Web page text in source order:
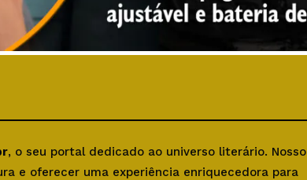
, o seu portal dedicado ao universo literário. Nosso
e oferecer uma experiência enriquecedora para